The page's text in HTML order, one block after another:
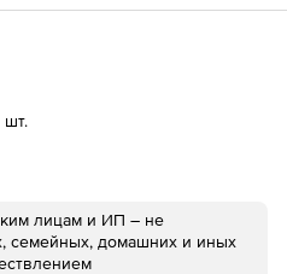
шт.
лицам и ИП – не
семейных, домашних и иных